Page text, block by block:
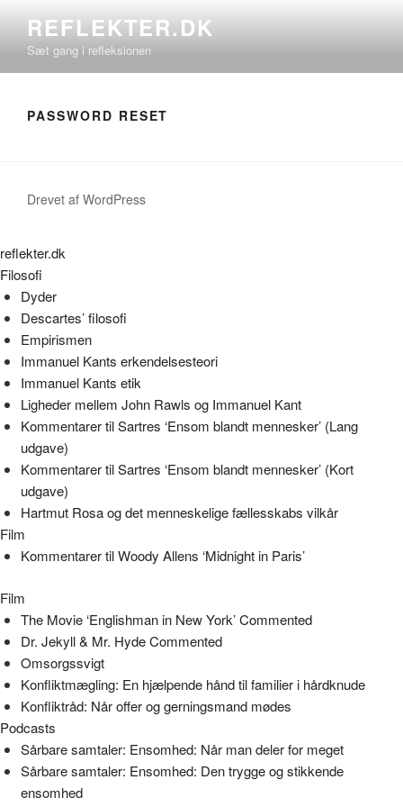
indhold
REFLEKTER.DK
Sæt gang i refleksionen
PASSWORD RESET
Drevet af WordPress
reflekter.dk
Filosofi
Dyder
Descartes’ filosofi
Empirismen
Immanuel Kants erkendelsesteori
Immanuel Kants etik
Ligheder mellem John Rawls og Immanuel Kant
Kommentarer til Sartres ‘Ensom blandt mennesker’ (Lang
udgave)
Kommentarer til Sartres ‘Ensom blandt mennesker’ (Kort
udgave)
Hartmut Rosa og det menneskelige fællesskabs vilkår
Film
Kommentarer til Woody Allens ‘Midnight in Paris’
Film
The Movie ‘Englishman in New York’ Commented
Dr. Jekyll & Mr. Hyde Commented
Omsorgssvigt
Konfliktmægling: En hjælpende hånd til familier i hårdknude
Konfliktråd: Når offer og gerningsmand mødes
Podcasts
Sårbare samtaler: Ensomhed: Når man deler for meget
Sårbare samtaler: Ensomhed: Den trygge og stikkende
ensomhed